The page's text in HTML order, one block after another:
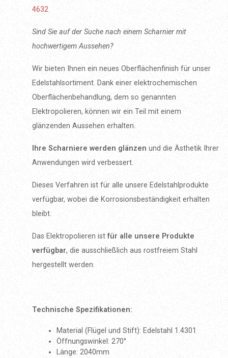
4632
Sind Sie auf der Suche nach einem Scharnier mit
hochwertigem Aussehen?
Wir bieten Ihnen ein neues Oberflächenfinish für unser
Edelstahlsortiment. Dank einer elektrochemischen
Oberflächenbehandlung, dem so genannten
Elektropolieren, können wir ein Teil mit einem
glänzenden Aussehen erhalten.
Ihre Scharniere werden glänzen und die Ästhetik Ihrer
Anwendungen wird verbessert.
Dieses Verfahren ist für alle unsere Edelstahlprodukte
verfügbar, wobei die Korrosionsbeständigkeit erhalten
bleibt.
Das Elektropolieren istfür alle unsere Produkte
verfügbar, die ausschließlich aus rostfreiem Stahl
hergestellt werden.
Technische Spezifikationen:
Material (Flügel und Stift): Edelstahl 1.4301
Öffnungswinkel: 270°
Länge: 2040mm